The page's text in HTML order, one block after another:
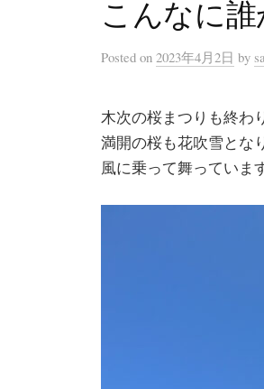
こんなに
Posted on 2023年4月2日 by
木次の桜まつりも終わり
満開の桜も花吹雪となり
風に乗って舞っています